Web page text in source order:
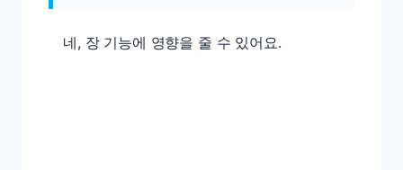
네, 장 기능에 영향을 줄 수 있어요.